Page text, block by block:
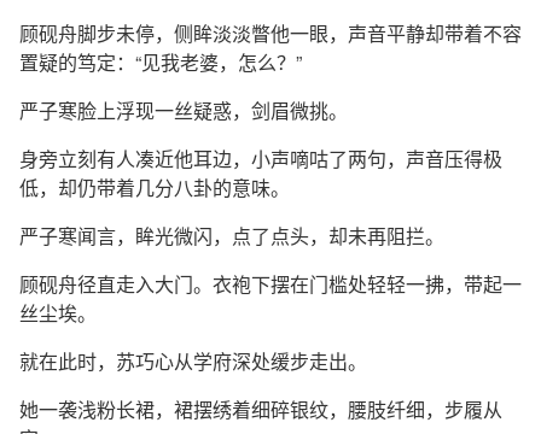
顾砚舟脚步未停，侧眸淡淡瞥他一眼，声音平静却带着不容
置疑的笃定：“见我老婆，怎么？”
严子寒脸上浮现一丝疑惑，剑眉微挑。
身旁立刻有人凑近他耳边，小声嘀咕了两句，声音压得极
低，却仍带着几分八卦的意味。
严子寒闻言，眸光微闪，点了点头，却未再阻拦。
顾砚舟径直走入大门。衣袍下摆在门槛处轻轻一拂，带起一
丝尘埃。
就在此时，苏巧心从学府深处缓步走出。
她一袭浅粉长裙，裙摆绣着细碎银纹，腰肢纤细，步履从